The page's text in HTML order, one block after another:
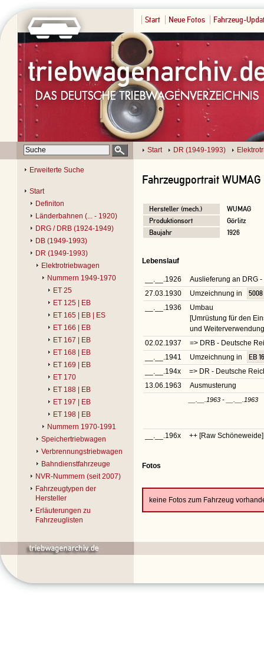
Start Neue Fotos Fahrzeug-
Start DR (1949-1993)
Erweiterte Suche
Start
Definiton
Länderbahnen (... - 1920)
DRG / DRB (1924-1949)
DB (1949-1993)
DR (1949-1993)
Elektrotriebwagen
Nummern 1949-1970
ET 25
ET 125 | EB
ET 165 | EB | ES
ET 166 | EB
ET 167 | EB
ET 168 | EB
ET 169 | EB
ET 170
ET 188 | EB
ET 197 | EB
ET 198 | EB
Nummern 1970-1991
Speichertriebwagen
Verbrennungstriebwagen
Bahndienstfahrzeuge
NVR-Nummern (seit 2007)
Fahrzeugtypen der
Hersteller
Erläuterungen zu
Fahrzeuglisten
Fahrzeugportrait WUMAG
Hersteller (mech.)
WUMAG
Produktionsort
Görlitz
Baujahr
1926
Lebenslauf
__.__.1926
Auslieferung an DRG
27.03.1930
Umzeichnung in
5008
__.__.1936
Umbau
[Umrüstung für den
und
02.02.1937
=> DRB - Deutsche
__.__.1941
Umzeichnung in
EB
__.__.194x
=> DR - Deutsche
13.06.1963
Ausmusterung
__.__.1963 - __.__.1963
__.__.196x ++ [Raw Schöneweide]
Fotos
keine Fotos zum Fahrzeug